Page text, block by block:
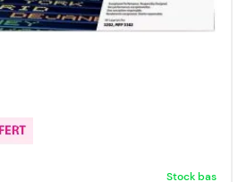
Stock bas